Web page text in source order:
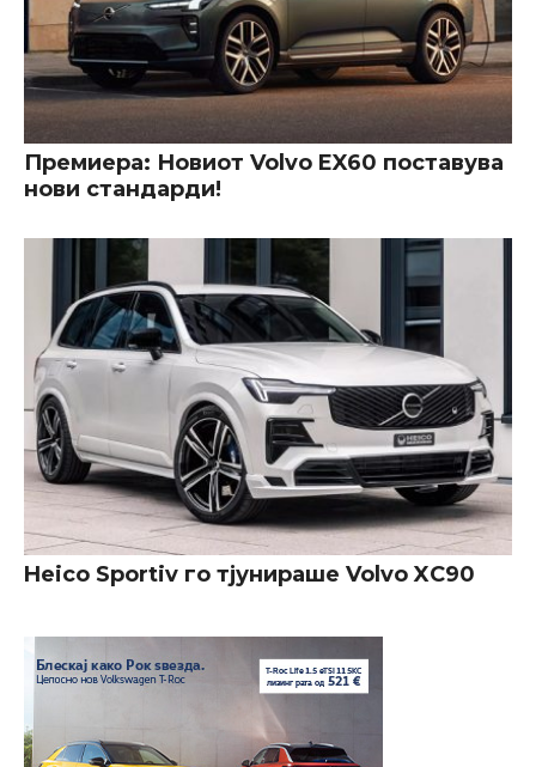
Премиера: Новиот Volvo EX60 поставува
нови стандарди!
Heico Sportiv го тјунираше Volvo XC90